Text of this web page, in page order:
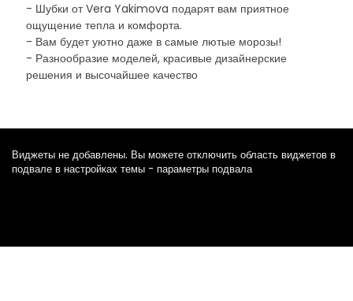
- Шубки от Vera Yakimova подарят вам приятное
ощущение тепла и комфорта.
- Вам будет уютно даже в самые лютые морозы!
- Разнообразие моделей, красивые дизайнерские
решения и высочайшее качество
Виджеты не добавлены. Вы можете отключить область виджетов в
подвале в настройках темы - параметры подвала